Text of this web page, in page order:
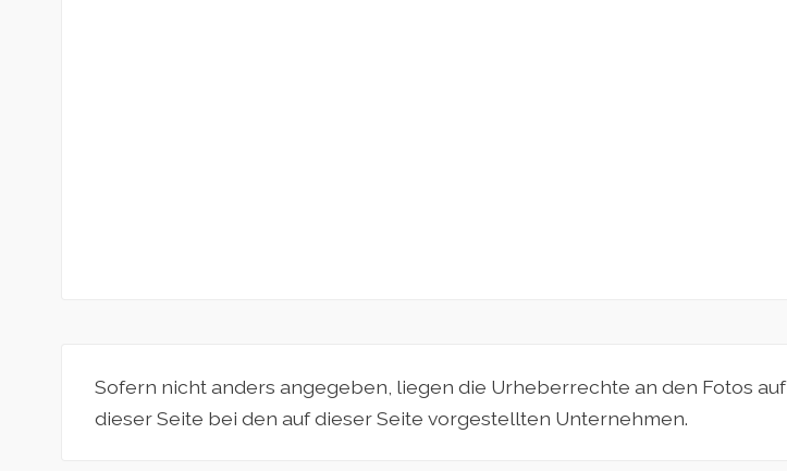
Sofern nicht anders angegeben, liegen die Urheberrechte an den Fotos auf
dieser Seite bei den auf dieser Seite vorgestellten Unternehmen.